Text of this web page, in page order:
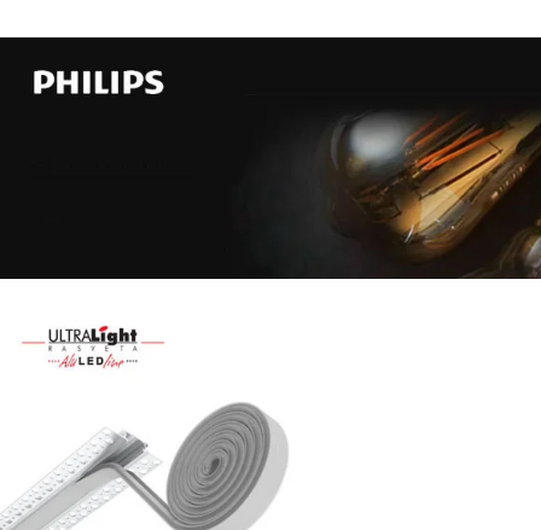
Najveći
izbor
SIJALICA
u
regionu